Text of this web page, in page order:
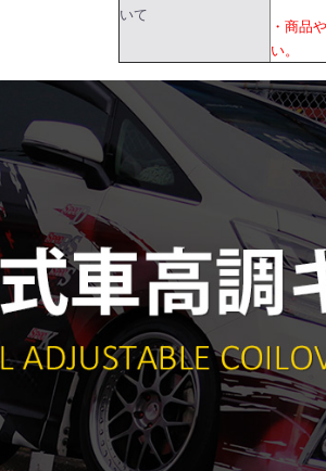
いて
・商品
い。